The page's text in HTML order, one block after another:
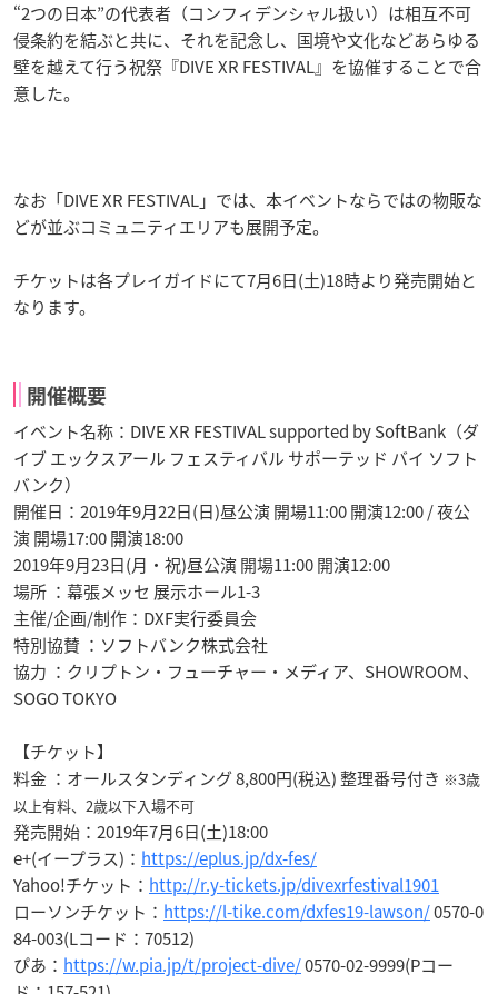
“2つの日本”の代表者（コンフィデンシャル扱い）は相互不可
侵条約を結ぶと共に、それを記念し、国境や文化などあらゆる
壁を越えて行う祝祭『DIVE XR FESTIVAL』を協催することで合
意した。
なお「DIVE XR FESTIVAL」では、本イベントならではの物販な
どが並ぶコミュニティエリアも展開予定。
チケットは各プレイガイドにて7月6日(土)18時より発売開始と
なります。
開催概要
イベント名称：DIVE XR FESTIVAL supported by SoftBank（ダ
イブ エックスアール フェスティバル サポーテッド バイ ソフト
バンク）
開催日：2019年9月22日(日)昼公演 開場11:00 開演12:00 / 夜公
演 開場17:00 開演18:00
2019年9月23日(月・祝)昼公演 開場11:00 開演12:00
場所 ：幕張メッセ 展示ホール1-3
主催/企画/制作：DXF実行委員会
特別協賛 ：ソフトバンク株式会社
協力 ：クリプトン・フューチャー・メディア、SHOWROOM、
SOGO TOKYO
【チケット】
料金 ：オールスタンディング 8,800円(税込) 整理番号付き ※3歳
以上有料、2歳以下入場不可
発売開始：2019年7月6日(土)18:00
e+(イープラス)： https://eplus.jp/dx-fes/
Yahoo!チケット： http://r.y-tickets.jp/divexrfestival1901
ローソンチケット： https://l-tike.com/dxfes19-lawson/0570-0
84-003(Lコード：70512)
ぴあ： https://w.pia.jp/t/project-dive/0570-02-9999(Pコー